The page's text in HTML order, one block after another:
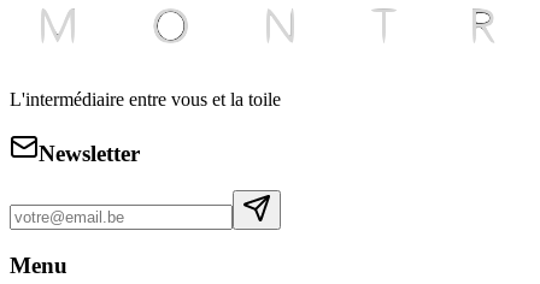
L'intermédiaire entre vous et la toile
Newsletter
Menu